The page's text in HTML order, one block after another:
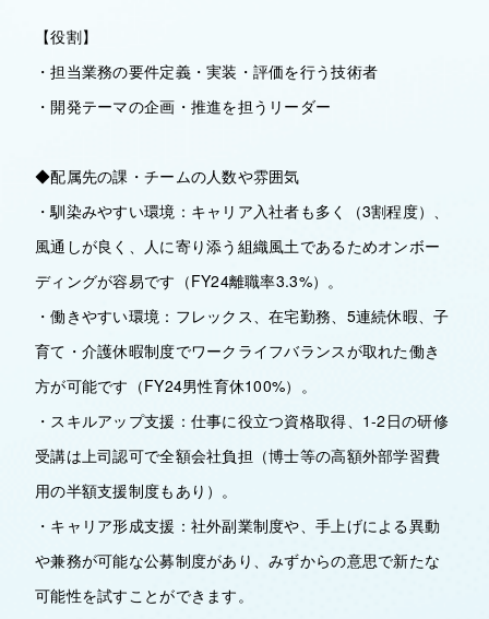
【役割】
・担当業務の要件定義・実装・評価を行う技術者
・開発テーマの企画・推進を担うリーダー
◆配属先の課・チームの人数や雰囲気
・馴染みやすい環境：キャリア入社者も多く（3割程度）、
風通しが良く、人に寄り添う組織風土であるためオンボー
ディングが容易です（FY24離職率3.3%）。
・働きやすい環境：フレックス、在宅勤務、5連続休暇、子
育て・介護休暇制度でワークライフバランスが取れた働き
方が可能です（FY24男性育休100%）。
・スキルアップ支援：仕事に役立つ資格取得、1-2日の研修
受講は上司認可で全額会社負担（博士等の高額外部学習費
用の半額支援制度もあり）。
・キャリア形成支援：社外副業制度や、手上げによる異動
や兼務が可能な公募制度があり、みずからの意思で新たな
可能性を試すことができます。